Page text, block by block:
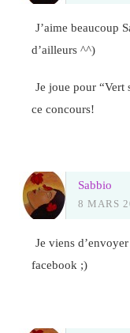
J’aime beaucoup
d’ailleurs ^^)
Je joue pour “Vert
ce concours!
Sabbio
8 MARS
Je viens
facebook ;)